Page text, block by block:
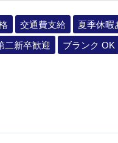
交通費支給 夏季休暇
二新卒歓迎 ブランク OK